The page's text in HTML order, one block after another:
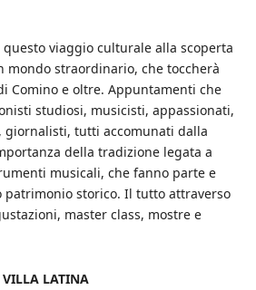
viaggio culturale alla scoperta
mondo straordinario, che toccherà
Comino e oltre. Appuntamenti che
studiosi, musicisti, appassionati,
giornalisti, tutti accomunati dalla
della tradizione legata a
musicali, che fanno parte e
patrimonio storico. Il tutto attraverso
master class, mostre e
VILLA LATINA